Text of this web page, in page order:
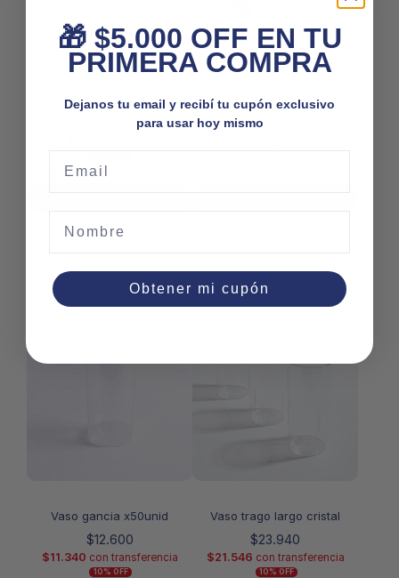
x12unid
3 x$ 20.160
la
página
de
$3.600
la
página
de
Vaso gancia x50unid
$12.600
$11.340 con transferencia
10% OFF
Vaso trago largo cristal
$23.940
$21.546 con transferencia
10% OFF
🎁 $5.000 OFF EN TU
PRIMERA COMPRA
Dejanos tu email y recibí tu cupón exclusivo
para usar hoy mismo
Obtener mi cupón